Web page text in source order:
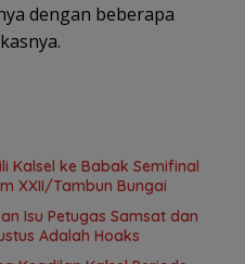
dengan beberapa
Kalsel ke Babak Semifinal
XXII/Tambun Bungai
Isu Petugas Samsat dan
Adalah Hoaks